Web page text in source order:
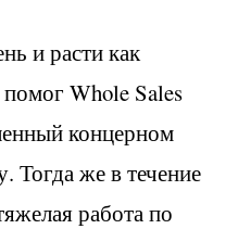
и расти как
Whole Sales
концерном
Тогда же в течение
работа по